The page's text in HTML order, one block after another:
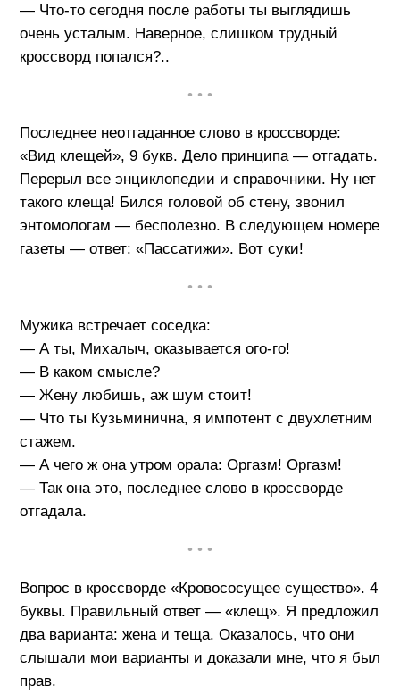
— Что-то сегодня после работы ты выглядишь
очень усталым. Наверное, слишком трудный
кроссворд попался?..
• • •
Последнее неотгаданное слово в кроссворде:
«Вид клещей», 9 букв. Дело принципа — отгадать.
Перерыл все энциклопедии и справочники. Ну нет
такого клеща! Бился головой об стену, звонил
энтомологам — бесполезно. В следующем номере
газеты — ответ: «Пассатижи». Вот суки!
• • •
Мужика встречает соседка:
— А ты, Михалыч, оказывается ого-го!
— В каком смысле?
— Жену любишь, аж шум стоит!
— Что ты Кузьминична, я импотент с двухлетним
стажем.
— А чего ж она утром орала: Оргазм! Оргазм!
— Так она это, последнее слово в кроссворде
отгадала.
• • •
Вопрос в кроссворде «Кровососущее существо». 4
буквы. Правильный ответ — «клещ». Я предложил
два варианта: жена и теща. Оказалось, что они
слышали мои варианты и доказали мне, что я был
прав.